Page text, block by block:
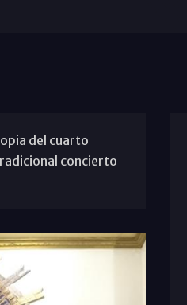
del cuarto
concierto